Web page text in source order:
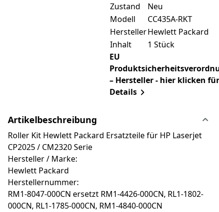
Zustand
Neu
Modell
CC435A-RKT
HerstellerHewlett Packard
Inhalt
1 Stück
EU
– Hersteller - hier klicken für
Details
Artikelbeschreibung
Roller Kit Hewlett Packard Ersatzteile für HP Laserjet
CP2025 / CM2320 Serie
Hersteller / Marke:
Hewlett Packard
Herstellernummer:
RM1-8047-000CN ersetzt RM1-4426-000CN, RL1-1802-
000CN, RL1-1785-000CN, RM1-4840-000CN